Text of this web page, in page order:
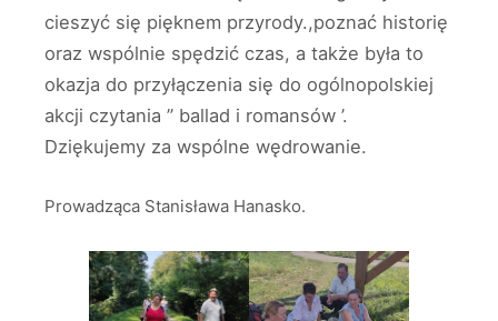
cieszyć się pięknem przyrody.,poznać historię
oraz wspólnie spędzić czas, a także była to
okazja do przyłączenia się do ogólnopolskiej
akcji czytania ” ballad i romansów ’.
Dziękujemy za wspólne wędrowanie.
Prowadząca Stanisława Hanasko.